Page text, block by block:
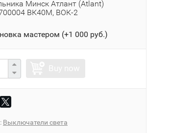
Минск Атлант (Atlant)
ВК40М, ВОК-2
мастером (+1 000 руб.)
Выключатели света